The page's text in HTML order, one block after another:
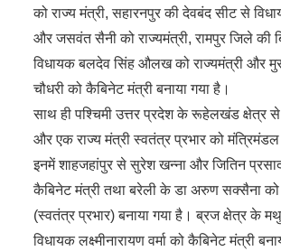
को राज्य मंत्री, सहारनपुर की देवबंद सीट से
और जसवंत सैनी को राज्यमंत्री, रामपुर जिले की
विधायक बलदेव सिंह औलख को राज्यमंत्री और
चौधरी को कैबिनेट मंत्री बनाया गया है।
साथ ही पश्चिमी उत्तर प्रदेश के रूहेलखंड क्षेत्र से
और एक राज्य मंत्री स्वतंत्र प्रभार को
इनमें शाहजहांपुर से सुरेश खन्ना और जितिन
कैबिनेट मंत्री तथा बरेली के डा अरुण सक्सैना को
(स्वतंत्र प्रभार) बनाया गया है। ब्रज क्षेत्र के
विधायक लक्ष्मीनारायण वर्मा को कैबिनेट मंत्री